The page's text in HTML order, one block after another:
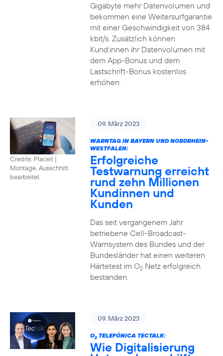
Gigabyte mehr Datenvolumen und
bekommen eine Weitersurfgarantie
mit einer Geschwindigkeit von 384
kbit/s. Zusätzlich können
Kund:innen ihr Datenvolumen mit
dem App-Bonus und dem
Lastschrift-Bonus kostenlos
erhöhen.
Credits: Placeit |
Montage, Ausschnitt
bearbeitet
09. März 2023
WARNTAG IN BAYERN UND NORDRHEIN-
WESTFALEN:
Erfolgreiche
Testwarnung erreicht
rund zehn Millionen
Kundinnen und
Kunden
Das seit vergangenem Jahr
betriebene Cell-Broadcast-
Warnsystem des Bundes und der
Bundesländer hat einen weiteren
Härtetest im O2Netz erfolgreich
bestanden.
09. März 2023
O2TELEFÓNICA TECTALK:
Wie Digitalisierung